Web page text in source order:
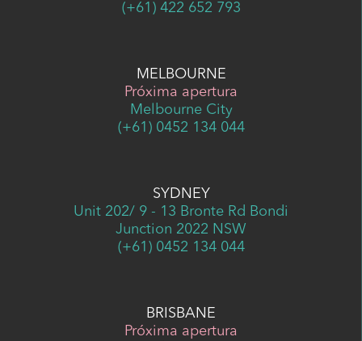
(+61) 422 652 793
MELBOURNE
Próxima apertura
Melbourne City
(+61) 0452 134 044
SYDNEY
Unit 202/ 9 - 13 Bronte Rd Bondi
Junction 2022 NSW
(+61) 0452 134 044
BRISBANE
Próxima apertura